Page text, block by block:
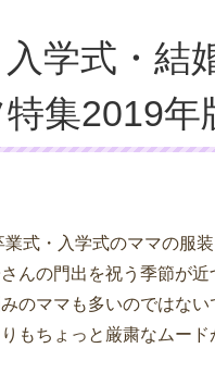
学式・結
集2019年
業式・入学式のママの服
んの門出を祝う季節が
のママも多いのではない
もちょっと厳粛なムード